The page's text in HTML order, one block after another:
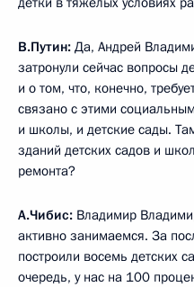
В.Путин: Да, Андрей
затронули сейчас вопросы
и о том, что, конечно,
связано с этими
и школы, и детские сады.
зданий детских садов и
ремонта?
А.Чибис: Владимир
активно занимаемся. За
построили восемь детских
очередь, у нас на 100